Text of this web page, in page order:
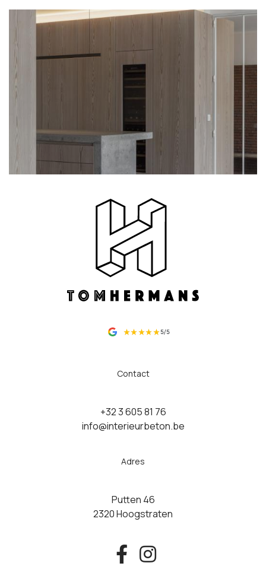
5/5
Contact
+32 3 605 81 76
info@interieurbeton.be
Adres
Putten 46
2320 Hoogstraten